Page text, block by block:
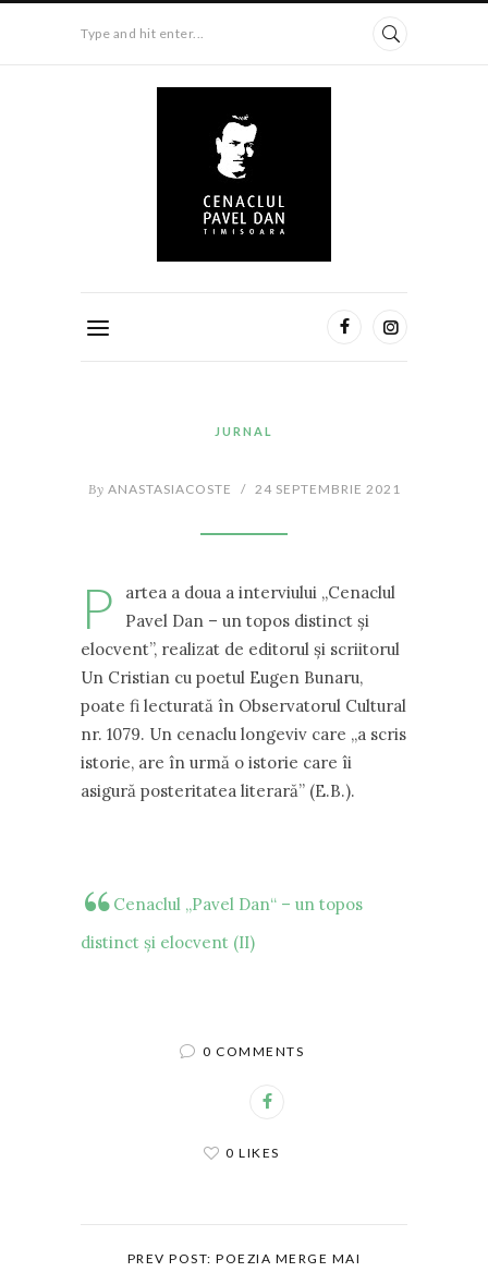
Type and hit enter...
JURNAL
By ANASTASIACOSTE / 24 SEPTEMBRIE 2021
P
artea a doua a interviului „Cenaclul
Pavel Dan – un topos distinct și
elocvent”, realizat de editorul și scriitorul
Un Cristian cu poetul Eugen Bunaru,
poate fi lecturată în Observatorul Cultural
nr. 1079. Un cenaclu longeviv care „a scris
istorie, are în urmă o istorie care îi
asigură posteritatea literară” (E.B.).
Cenaclul „Pavel Dan“ – un topos
distinct și elocvent (II)
0 COMMENTS
0 LIKES
PREV POST: POEZIA MERGE MAI